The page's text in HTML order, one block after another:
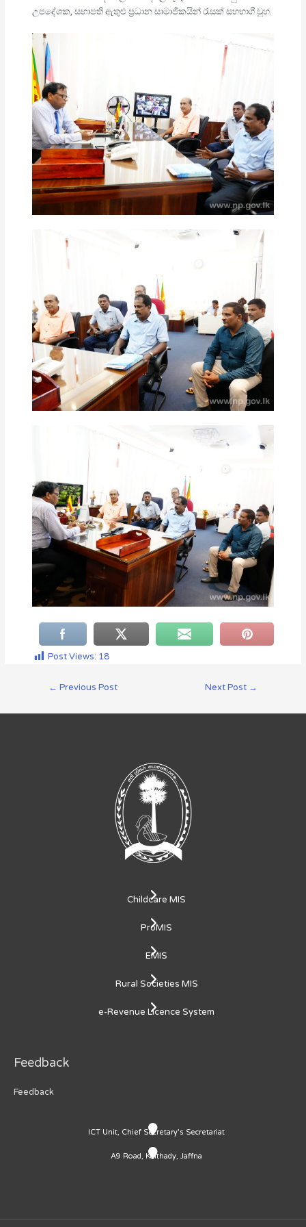
උපදේශක, සභාපති ඇතුළු ප්‍රධාන සාමාජිකයින් රැසක් සහභාගී වූහ.
Post Views: 18
← Previous Post Next Post →
Childcare MIS
ProMIS
EMIS
Rural Societies MIS
e-Revenue Licence System
Feedback
Feedback
ICT Unit, Chief Secretary's Secretariat
A9 Road, Kaithady, Jaffna